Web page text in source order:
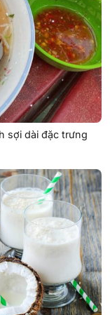
sợi dài đặc trưng